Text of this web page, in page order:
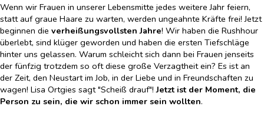
Wenn wir Frauen in unserer Lebensmitte jedes weitere Jahr feiern,
statt auf graue Haare zu warten, werden ungeahnte Kräfte frei! Jetzt
beginnen die verheißungsvollsten Jahre! Wir haben die Rushhour
überlebt, sind klüger geworden und haben die ersten Tiefschläge
hinter uns gelassen. Warum schleicht sich dann bei Frauen jenseits
der fünfzig trotzdem so oft diese große Verzagtheit ein? Es ist an
der Zeit, den Neustart im Job, in der Liebe und in Freundschaften zu
wagen! Lisa Ortgies sagt "Scheiß drauf"!Jetzt ist der Moment, die
Person zu sein, die wir schon immer sein wollten.